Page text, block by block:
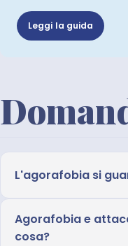
Leggi la guida
L'agorafobia si
Agorafobia e
cosa?